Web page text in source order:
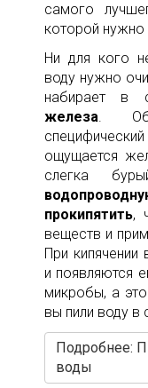
самого
которой нужно
Ни для кого
воду нужно
набирает в
железа. Об
специфический
ощущается
слегка
прокипятить,
веществ и
При кипячении
и появляются
микробы, а
вы пили воду в
Подробнее:
воды